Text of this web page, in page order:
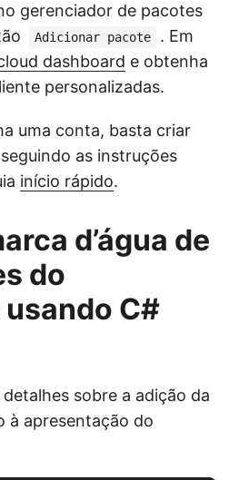
gerenciador de pacotes
Adicionar pacote
. Em
dashboard e obtenha
personalizadas.
uma conta, basta criar
as instruções
início rápido.
d’água de
do
C#
sobre a adição da
à apresentação do